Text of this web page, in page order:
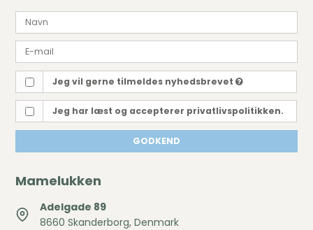
Jeg vil gerne tilmeldes nyhedsbrevet
Jeg har læst og accepterer privatlivspolitikken.
GODKEND
Mamelukken
Adelgade 89
8660 Skanderborg, Denmark